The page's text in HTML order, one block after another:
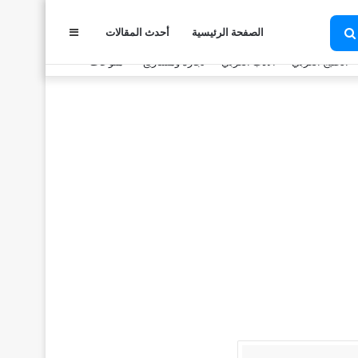
بحث
عن
الصفحة الرئيسية أحدث المقالات عمود
الخليج العربي الأدب العربي تجارة ومشاريع منوعات